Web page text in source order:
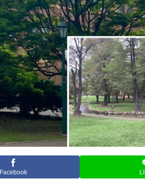
Facebook